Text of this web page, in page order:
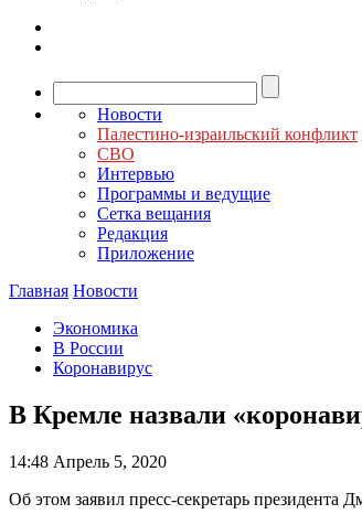
Новости
Палестино-израильский конфликт
СВО
Интервью
Программы и ведущие
Сетка вещания
Редакция
Приложение
Главная Новости
Экономика
В России
Коронавирус
В Кремле назвали
14:48 Апрель 5, 2020
Об этом заявил пресс-секретарь президента